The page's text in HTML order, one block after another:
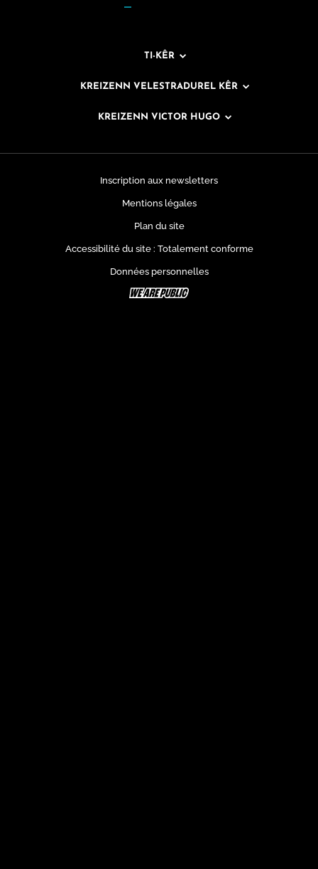
TI-KÊR
KREIZENN VELESTRADUREL KÊR
KREIZENN VICTOR HUGO
Inscription aux newsletters
Mentions légales
Plan du site
Accessibilité du site : Totalement conforme
Données personnelles